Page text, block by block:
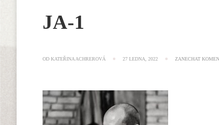
JA-1
OD KATEŘINA ACHREROVÁ 27 LEDNA, 2022 ZANECHAT